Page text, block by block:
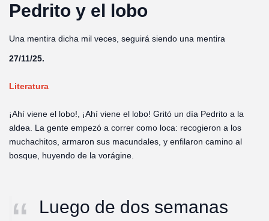
Pedrito y el lobo
Una mentira dicha mil veces, seguirá siendo una mentira
27/11/25.
Literatura
¡Ahí viene el lobo!, ¡Ahí viene el lobo! Gritó un día Pedrito a la
aldea. La gente empezó a correr como loca: recogieron a los
muchachitos, armaron sus macundales, y enfilaron camino al
bosque, huyendo de la vorágine.
Luego de dos semanas